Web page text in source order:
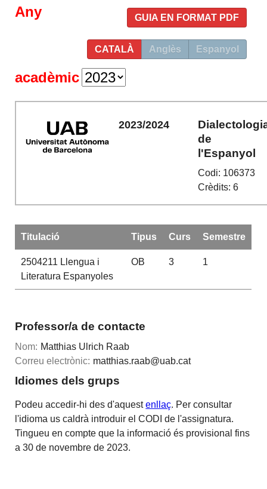
GUIA EN FORMAT PDF
CATALÀ Anglès Espanyol
Any
acadèmic
2023/2024
de
l'Espanyol
Codi: 106373
Crèdits: 6
Titulació Tipus Curs Semestre
2504211 Llengua i
Literatura Espanyoles
OB 3 1
Professor/a de contacte
Nom: Matthias Ulrich Raab
Correu electrònic: matthias.raab@uab.cat
Idiomes dels grups
Podeu accedir-hi des d'aquestenllaç. Per consultar
l'idioma us caldrà introduir el CODI de l'assignatura.
Tingueu en compte que la informació és provisional fins
a 30 de novembre de 2023.